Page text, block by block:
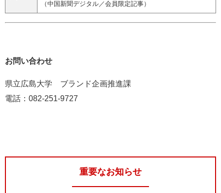
（中国新聞デジタル／会員限定記事）
お問い合わせ
県立広島大学 ブランド企画推進課
電話：082-251-9727
重要なお知らせ